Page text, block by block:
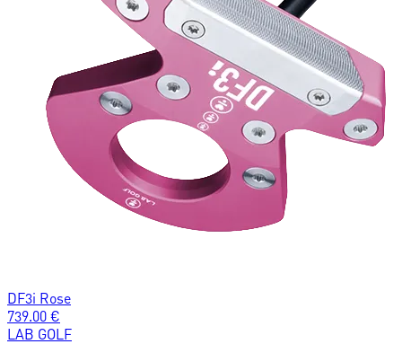
DF3i Rose
739.00 €
LAB GOLF